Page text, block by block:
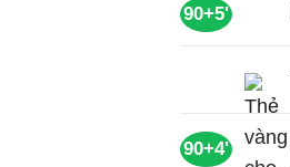
90+5'
90+4'